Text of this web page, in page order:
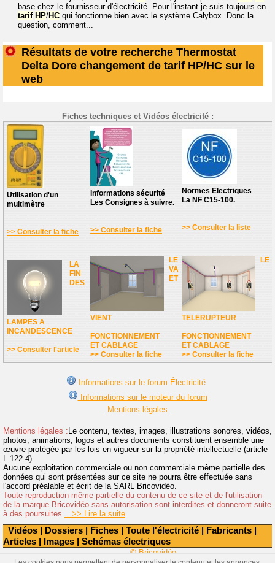
Vidéos | Dossiers | Fiches | Toute l'électricité | Fabricants |
Articles | Images | Schémas électriques
base chez le fournisseur d'électricité. Pour l'instant je suis toujours en
tarif HP/HC qui fonctionne bien avec le système Calybox. Donc la
question, comment...
Résultats de votre recherche Thermostat
Delta Dore changement de tarif HP/HC sur le
web
Fiches techniques et Vidéos électricité :
Utilisation d'un
multimètre
>> Consulter la fiche
Informations sécurité
Les Consignes à suivre.
>> Consulter la fiche
Normes Electriques
La NF C15-100.
>> Consulter la liste
LA
FIN
DES
LAMPES A
INCANDESCENCE
>> Consulter l'article
LE
VA
ET
VIENT
FONCTIONNEMENT
ET CABLAGE
>> Consulter la fiche
LE
TELERUPTEUR
FONCTIONNEMENT
ET CABLAGE
>> Consulter la fiche
Informations sur le forum Électricité
Informations sur le moteur du forum
Mentions légales
Mentions légales :Le contenu, textes, images, illustrations sonores, vidéos,
photos, animations, logos et autres documents constituent ensemble une
œuvre protégée par les lois en vigueur sur la propriété intellectuelle (article
L.122-4).
Aucune exploitation commerciale ou non commerciale même partielle des
données qui sont présentées sur ce site ne pourra être effectuée sans
l'accord préalable et écrit de la SARL Bricovidéo.
Toute reproduction même partielle du contenu de ce site et de l'utilisation
de la marque Bricovidéo sans autorisation sont interdites et donneront suite
à des poursuites.
>> Lire la suite
© Bricovidéo